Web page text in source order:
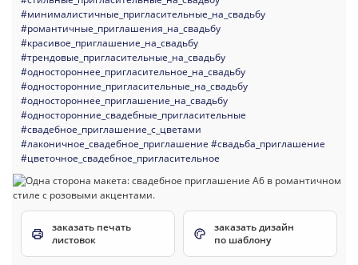
#минималистичные_пригласительные_на_свадьбу
#романтичные_приглашения_на_свадьбу
#красивое_приглашение_на_свадьбу
#трендовые_пригласительные_на_свадьбу
#одностороннее_пригласительное_на_свадьбу
#односторонние_пригласительные_на_свадьбу
#одностороннее_приглашение_на_свадьбу
#односторонние_свадебные_пригласительные
#свадебное_приглашение_с_цветами
#лаконичное_свадебное_приглашение #свадьба_приглашение
#цветочное_свадебное_пригласительное
заказать печать
листовок
заказать дизайн
по шаблону